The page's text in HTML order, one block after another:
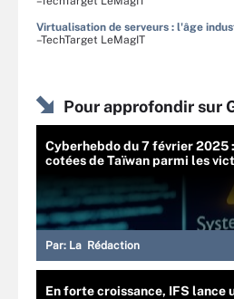
Virtualisation de serveurs : l'âge
–TechTarget LeMagIT
Pour approfondir sur
Cyberhebdo du 7 février 2025
cotées de Taïwan parmi les
Par: La Rédaction
En forte croissance, IFS lance